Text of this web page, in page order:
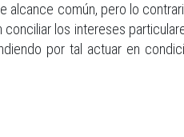
alcance común, pero lo
los intereses
por tal actuar en